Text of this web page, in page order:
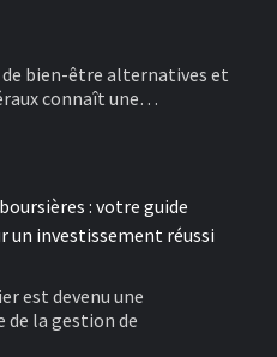
bien-être alternatives et
connaît une…
: votre guide
un investissement réussi
est devenu une
la gestion de